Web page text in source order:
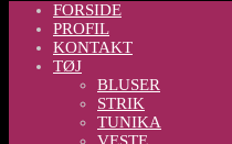
FORSIDE
PROFIL
KONTAKT
TØJ
BLUSER
STRIK
TUNIKA